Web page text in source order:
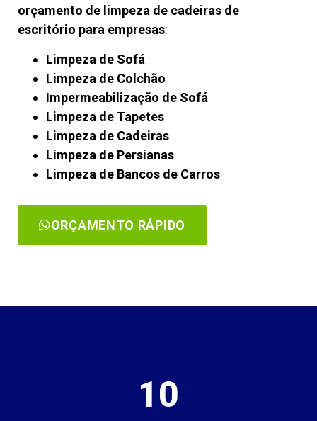
orçamento de limpeza de cadeiras de
escritório para empresas:
Limpeza de Sofá
Limpeza de Colchão
Impermeabilização de Sofá
Limpeza de Tapetes
Limpeza de Cadeiras
Limpeza de Persianas
Limpeza de Bancos de Carros
ORÇAMENTO RÁPIDO
10